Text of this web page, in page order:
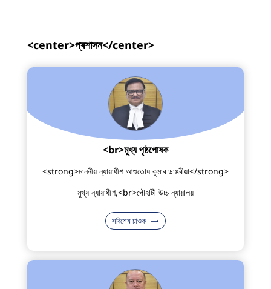
<center>প্ৰশাসন</center>
<br>মুখ্য পৃষ্ঠপোষক
<strong>মাননীয় ন্যায়াধীশ আশুতোষ কুমাৰ ডাঙৰীয়া</strong>
মুখ্য ন্যায়াধীশ,<br>গৌহাটী উচ্চ ন্যায়ালয়
সবিশেষ চাওক